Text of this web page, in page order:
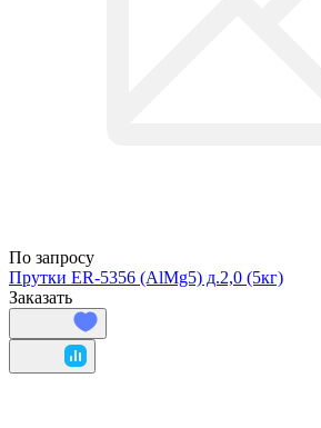
По запросу
Прутки ER-5356 (AlMg5) д.2,0 (5кг)
Заказать